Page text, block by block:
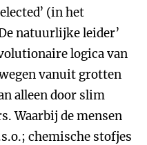
(in het
natuurlijke leider’
logica van
vanuit grotten
alleen door slim
Waarbij de mensen
chemische stofjes